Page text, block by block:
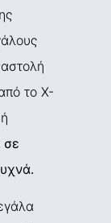
το X-
σε